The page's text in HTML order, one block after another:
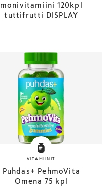
monivitamiini 120kpl
tuttifrutti DISPLAY
VITAMIINIT
Puhdas+ PehmoVita
Omena 75 kpl